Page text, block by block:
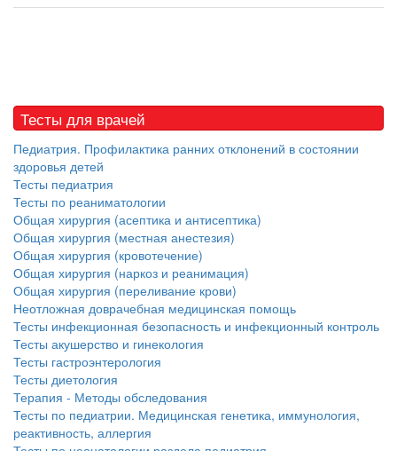
Тесты для врачей
Педиатрия. Профилактика ранних отклонений в состоянии
здоровья детей
Тесты педиатрия
Тесты по реаниматологии
Общая хирургия (асептика и антисептика)
Общая хирургия (местная анестезия)
Общая хирургия (кровотечение)
Общая хирургия (наркоз и реанимация)
Общая хирургия (переливание крови)
Неотложная доврачебная медицинская помощь
Тесты инфекционная безопасность и инфекционный контроль
Тесты акушерство и гинекология
Тесты гастроэнтерология
Тесты диетология
Терапия - Методы обследования
Тесты по педиатрии. Медицинская генетика, иммунология,
реактивность, аллергия